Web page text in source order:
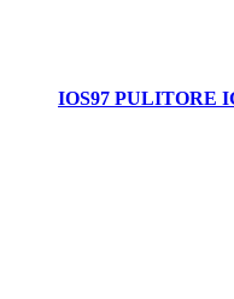
IOS97 PULITORE